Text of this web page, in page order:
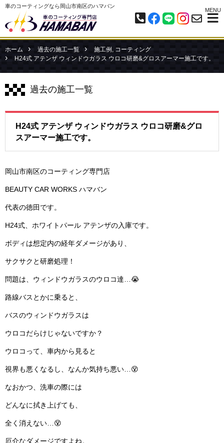
車のコーティングなら岡山市南区のハマバン
MENU
ホーム 過去の施工一覧 施工例 , コーティング
H24式 アテンザ ウィンドウガラス ウロコ研磨&グロスアーマー施工です。
過去の施工一覧
H24式 アテンザ ウィンドウガラス ウロコ研磨&グロ
スアーマー施工です。
岡山市南区のコーティング専門店
BEAUTY CAR WORKS ハマバン
代表の徳田です。
H24式、ホワイトパール アテンザの入庫です。
ボディは想定内の経年ダメージがあり、
サクサクと研磨処理！
問題は、ウィンドウガラスのウロコ達…😭
路線バスとかに乗ると、
バスのウィンドウガラスは
ウロコだらけじゃないですか？
ウロコって、車内から見ると
視界も悪くなるし、なんか気持ち悪い…😵
なおかつ、洗車の際には
どんなに拭き上げても、
全く消えない…😵
厄介なダメージですよね。